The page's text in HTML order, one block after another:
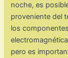
noche, es
proveniente del
los
pero es